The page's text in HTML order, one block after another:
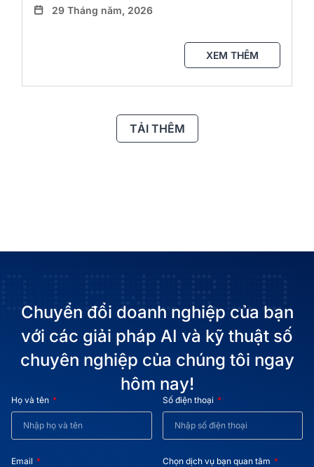
29 Tháng năm, 2026
XEM THÊM
TẢI THÊM
Chuyển đổi doanh nghiệp của bạn
với các giải pháp AI và kỹ thuật số
chuyên nghiệp của chúng tôi ngay
hôm nay!
Họ và tên Số điện thoại
Email Chọn dịch vụ bạn quan tâm